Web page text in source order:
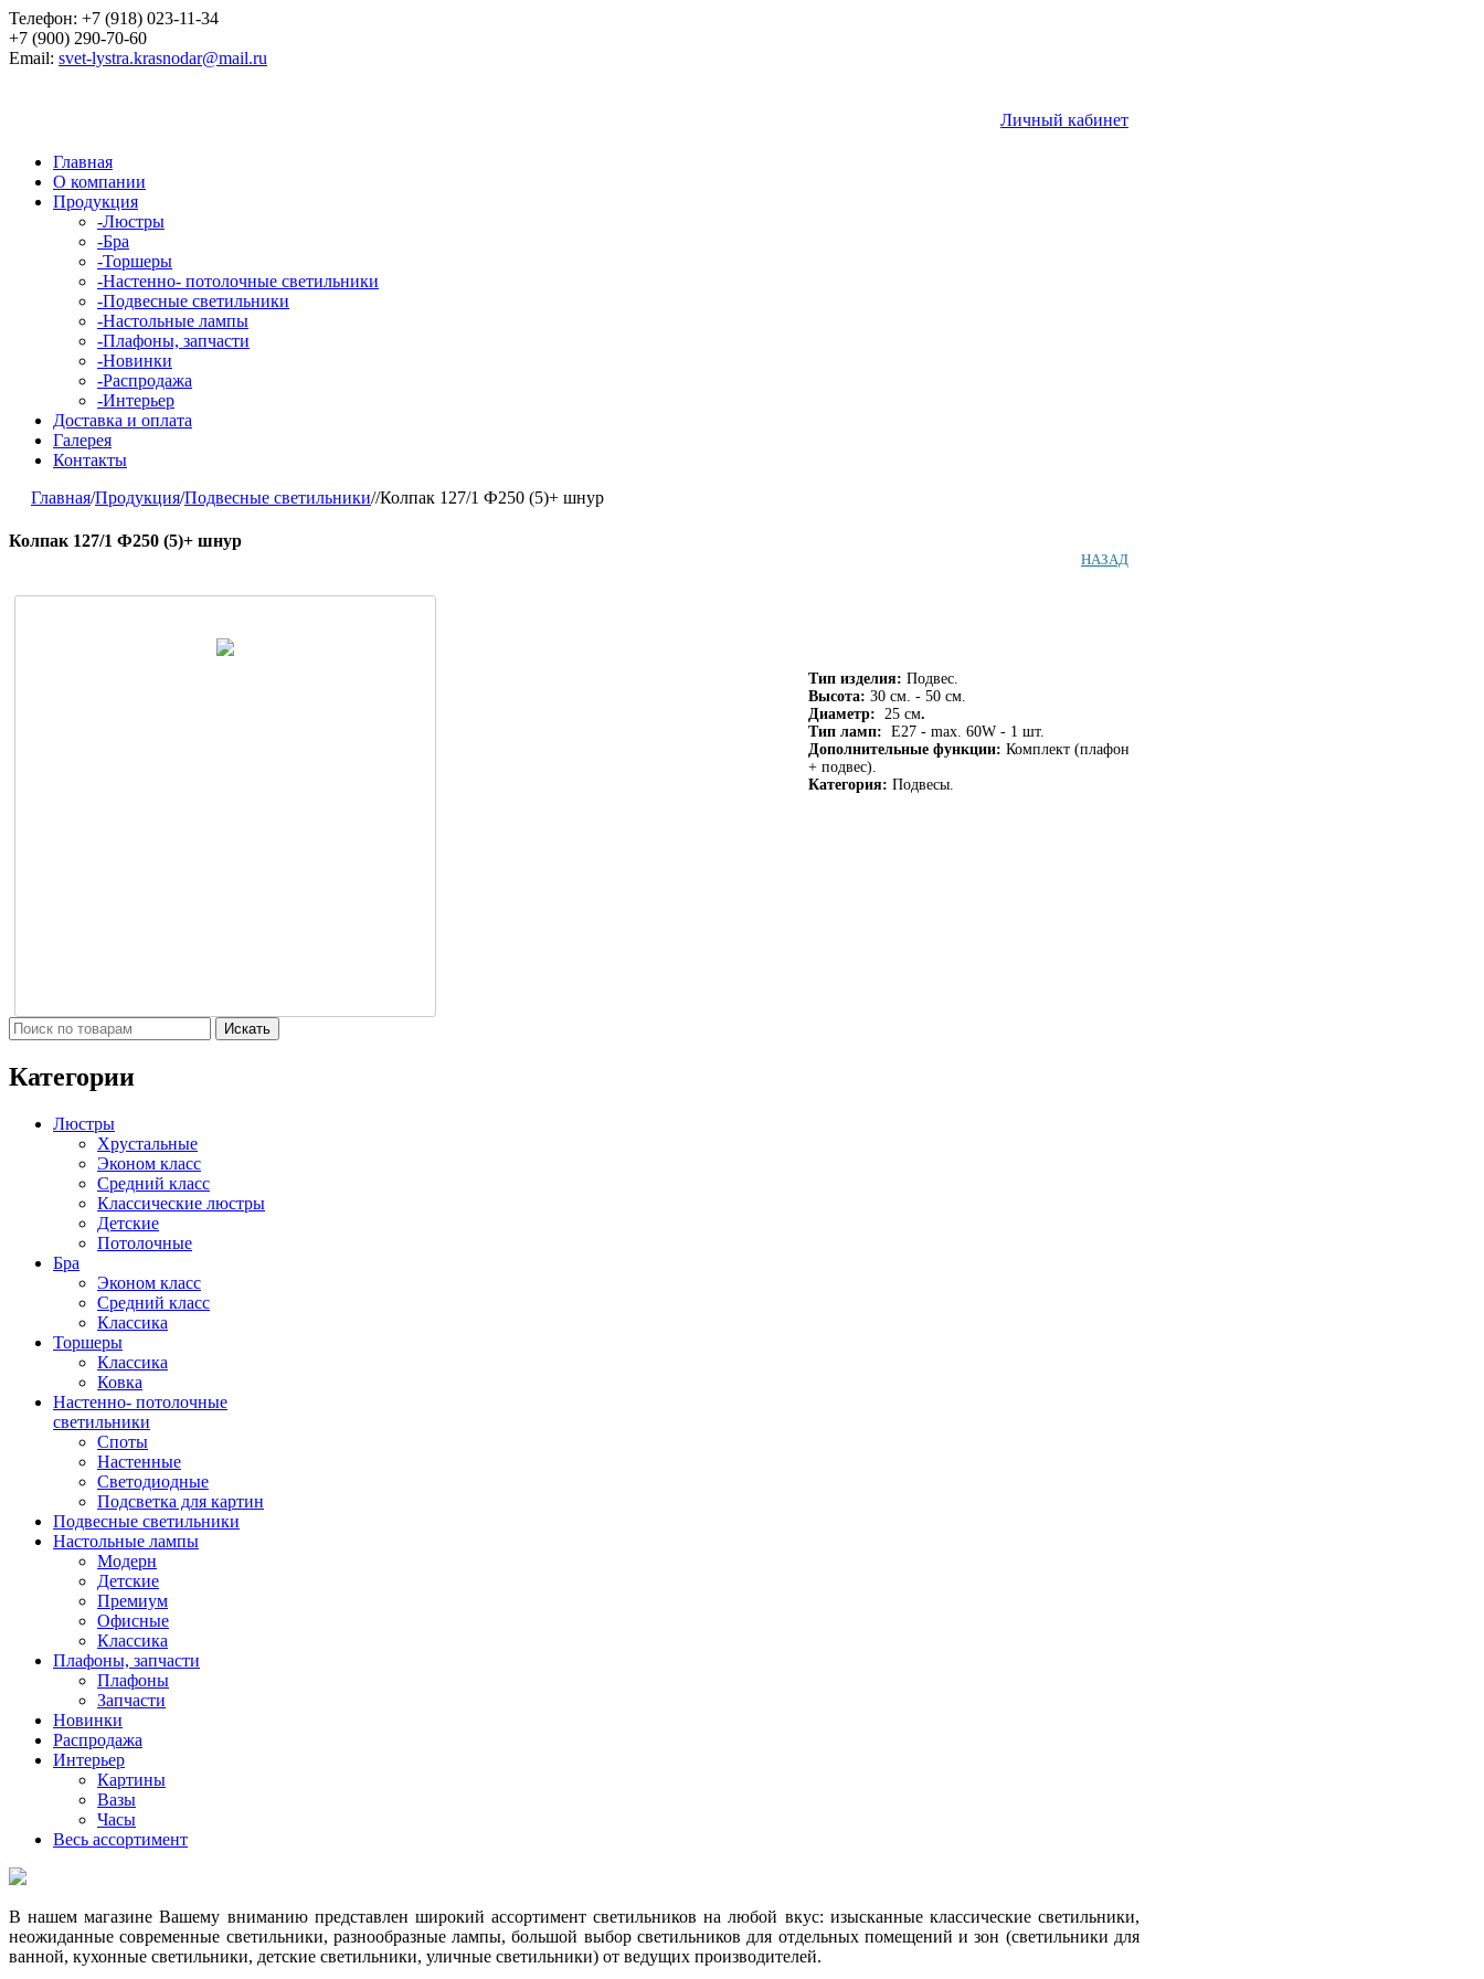
Телефон: +7 (918) 023-11-34
+7 (900) 290-70-60
Email: svet-lystra.krasnodar@mail.ru
Личный кабинет
Главная
О компании
Продукция
-Люстры
-Бра
-Торшеры
-Настенно- потолочные светильники
-Подвесные светильники
-Настольные лампы
-Плафоны, запчасти
-Новинки
-Распродажа
-Интерьер
Доставка и оплата
Галерея
Контакты
Главная/Продукция/Подвесные светильники//Колпак 127/1 Ф250 (5)+ шнур
НАЗАД
Колпак 127/1 Ф250 (5)+ шнур
Тип изделия: Подвес.
Высота: 30 см. - 50 см.
Диаметр: 25 см.
Тип ламп: E27 - max. 60W - 1 шт.
Дополнительные функции: Комплект (плафон
+ подвес).
Категория: Подвесы.
Искать
Категории
Люстры
Хрустальные
Эконом класс
Средний класс
Классические люстры
Детские
Потолочные
Бра
Эконом класс
Средний класс
Классика
Торшеры
Классика
Ковка
Настенно- потолочные
светильники
Споты
Настенные
Светодиодные
Подсветка для картин
Подвесные светильники
Настольные лампы
Модерн
Детские
Премиум
Офисные
Классика
Плафоны, запчасти
Плафоны
Запчасти
Новинки
Распродажа
Интерьер
Картины
Вазы
Часы
Весь ассортимент
В нашем магазине Вашему вниманию представлен широкий ассортимент светильников на любой вкус: изысканные классические светильники,
неожиданные современные светильники, разнообразные лампы, большой выбор светильников для отдельных помещений и зон (светильники для
ванной, кухонные светильники, детские светильники, уличные светильники) от ведущих производителей.